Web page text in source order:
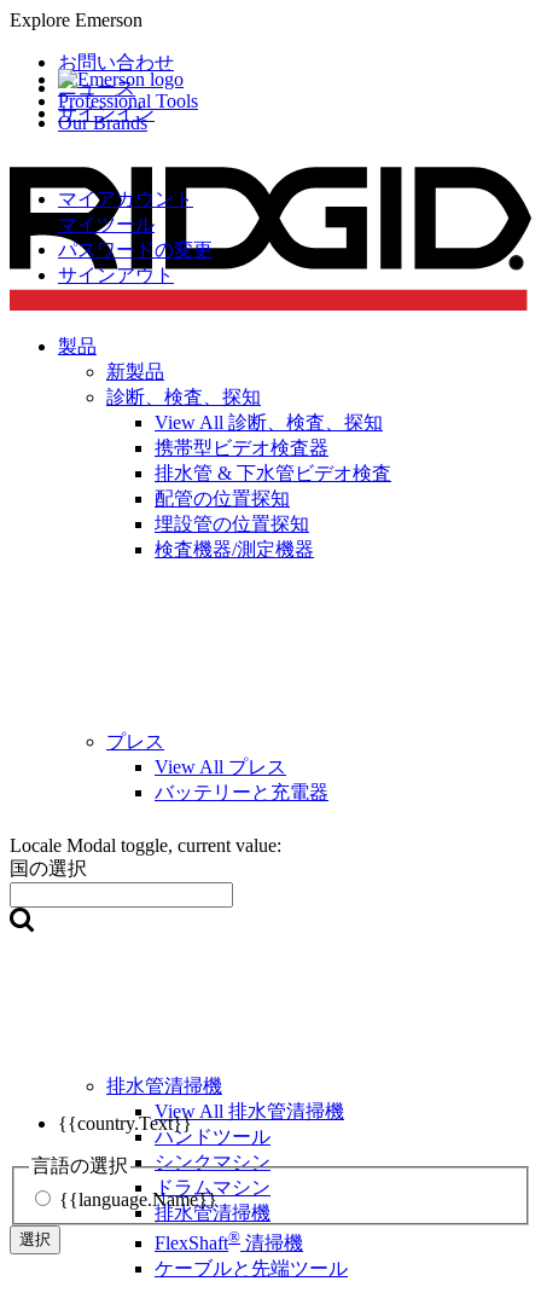
Explore Emerson
Professional Tools
Our Brands
お問い合わせ
ニュース
サインイン
マイアカウント
マイツール
パスワードの変更
サインアウト
Locale Modal toggle, current value:
国の選択
{{country.Text}}
言語の選択
{{language.Name}}
選択
製品
新製品
診断、検査、探知
View All 診断、検査、探知
携帯型ビデオ検査器
排水管 & 下水管ビデオ検査
配管の位置探知
埋設管の位置探知
検査機器/測定機器
プレス
View All プレス
バッテリーと充電器
排水管清掃機
View All 排水管清掃機
ハンドツール
シンクマシン
ドラムマシン
排水管清掃機
FlexShaft® 清掃機
ケーブルと先端ツール